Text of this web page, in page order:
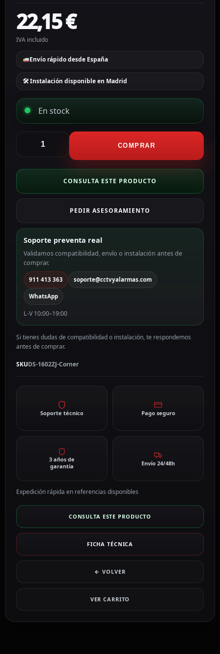
22,15€
IVA incluido
Envío rápido desde España
🛠 Instalación disponible en Madrid
En stock
Soporte
esquina
domos
motorizadas
blanco
DS-
1602ZJ-
Corner
cantidad
COMPRAR
CONSULTA ESTE PRODUCTO
PEDIR ASESORAMIENTO
Soporte preventa real
Validamos compatibilidad, envío o instalación antes de
comprar.
911 413 363 soporte@cctvyalarmas.com
WhatsApp
L-V 10:00–19:00
Si tienes dudas de compatibilidad o instalación, te respondemos
antes de comprar.
SKUDS-1602ZJ-Corner
Soporte técnico Pago seguro
3 años de
garantía
Envío 24/48h
Expedición rápida en referencias disponibles
CONSULTA ESTE PRODUCTO
FICHA TÉCNICA
← VOLVER
VER CARRITO